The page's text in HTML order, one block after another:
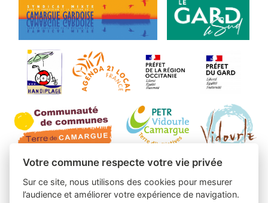
Votre commune respecte votre vie privée
Sur ce site, nous utilisons des cookies pour mesurer
l’audience et améliorer votre expérience de navigation.